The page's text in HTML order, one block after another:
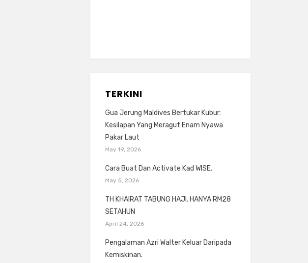
TERKINI
Gua Jerung Maldives Bertukar Kubur:
Kesilapan Yang Meragut Enam Nyawa
Pakar Laut
May 19, 2026
Cara Buat Dan Activate Kad WISE.
May 5, 2026
TH KHAIRAT TABUNG HAJI. HANYA RM28
SETAHUN
April 24, 2026
Pengalaman Azri Walter Keluar Daripada
Kemiskinan.